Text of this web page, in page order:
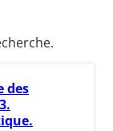
des